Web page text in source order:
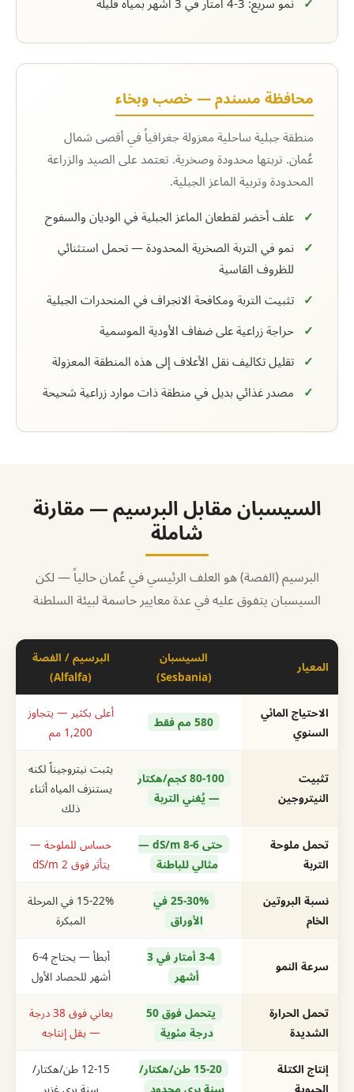
نمو سريع: 3-4 أمتار في 3 أشهر بمياه قليلة
محافظة مسندم — خصب وبخاء
منطقة جبلية ساحلية معزولة جغرافياً في أقصى شمال
عُمان. تربتها محدودة وصخرية. تعتمد على الصيد والزراعة
المحدودة وتربية الماعز الجبلية.
علف أخضر لقطعان الماعز الجبلية في الوديان والسفوح
نمو في التربة الصخرية المحدودة — تحمل استثنائي
للظروف القاسية
تثبيت التربة ومكافحة الانجراف في المنحدرات الجبلية
حراجة زراعية على ضفاف الأودية الموسمية
تقليل تكاليف نقل الأعلاف إلى هذه المنطقة المعزولة
مصدر غذائي بديل في منطقة ذات موارد زراعية شحيحة
السيسبان مقابل البرسيم — مقارنة
شاملة
البرسيم (الفصة) هو العلف الرئيسي في عُمان حالياً — لكن
السيسبان يتفوق عليه في عدة معايير حاسمة لبيئة السلطنة
المعيار
السيسبان
(Sesbania)
البرسيم / الفصة
(Alfalfa)
الاحتياج المائي
السنوي
580 مم فقط
أعلى بكثير — يتجاوز
1,200 مم
تثبيت
النيتروجين
80-100 كجم/هكتار
— يُغني التربة
يثبت نيتروجيناً لكنه
يستنزف المياه أثناء
ذلك
تحمل ملوحة
التربة
حتى 6-8 dS/m —
مثالي للباطنة
حساس للملوحة —
يتأثر فوق 2 dS/m
نسبة البروتين
الخام
25-30% في
الأوراق
15-22% في المرحلة
المبكرة
سرعة النمو
3-4 أمتار في 3
أشهر
أبطأ — يحتاج 4-6
أشهر للحصاد الأول
تحمل الحرارة
الشديدة
يتحمل فوق 50
درجة مئوية
يعاني فوق 38 درجة
— يقل إنتاجه
إنتاج الكتلة
الحيوية
15-20 طن/هكتار/
سنة بري محدود
12-15 طن/هكتار/
سنة بري غزير